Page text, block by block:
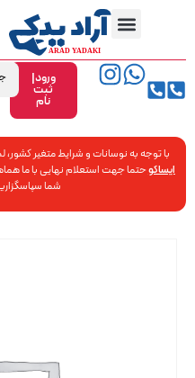
ورود|
ثبت
نام
با توجه به نوسانات و شرایط متغیر
ایساکوحتما جهت استعلام نهایی با ما
شما